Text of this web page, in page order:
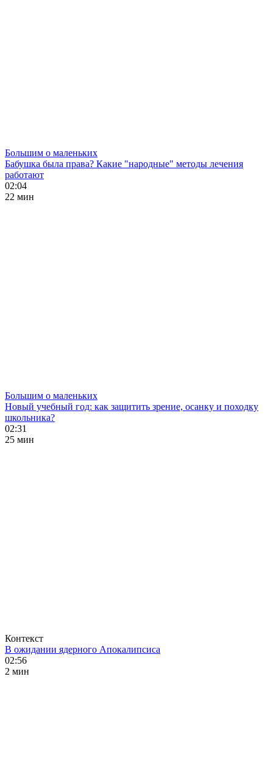
Большим о маленьких
Бабушка была права? Какие "народные" методы лечения
работают
02:04
22 мин
Большим о маленьких
Новый учебный год: как защитить зрение, осанку и походку
школьника?
02:31
25 мин
Контекст
В ожидании ядерного Апокалипсиса
02:56
2 мин